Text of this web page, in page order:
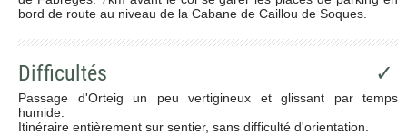
bord de route au niveau de la Cabane de Caillou de Soques.
Difficultés ✓
Passage d'Orteig un peu vertigineux et glissant par temps
humide.
Itinéraire entièrement sur sentier, sans difficulté d'orientation.